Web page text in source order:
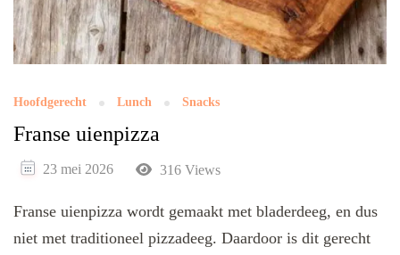
Hoofdgerecht Lunch Snacks
Franse uienpizza
23 mei 2026 316 Views
Franse uienpizza wordt gemaakt met bladerdeeg, en dus
niet met traditioneel pizzadeeg. Daardoor is dit gerecht